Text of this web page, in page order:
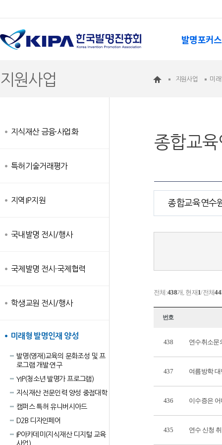
발명포커스
지원사업 지원사업 미
지식재산 금융·사업화
특허기술거래평가
지역IP지원
국내발명 전시/행사
국제발명 전시·국제협력
학생교원 전시/행사
미래형 발명인재 양성
발명(영재)교육의 문화조성 및 프
로그램 개발·연구
YIP(청소년 발명가 프로그램)
지식재산 전문인력 양성 중점대학
캠퍼스 특허 유니버시아드
D2B 디자인페어
IP아카데미(지식재산 디지털 교육
사업)
종합교
종합교육연수
전체:438개, 현재1/전체44
번호
438 연수취소문
437 여름방학
436 이수증은
435 연수 신청